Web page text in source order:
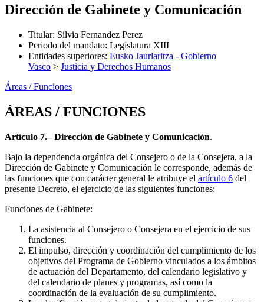
Dirección de Gabinete y Comunicación
Titular: Silvia Fernandez Perez
Periodo del mandato: Legislatura XIII
Entidades superiores: Eusko Jaurlaritza - Gobierno
Vasco > Justicia y Derechos Humanos
Áreas / Funciones
ÁREAS / FUNCIONES
Artículo 7.– Dirección de Gabinete y Comunicación.
Bajo la dependencia orgánica del Consejero o de la Consejera, a la
Dirección de Gabinete y Comunicación le corresponde, además de
las funciones que con carácter general le atribuye el artículo 6 del
presente Decreto, el ejercicio de las siguientes funciones:
Funciones de Gabinete:
La asistencia al Consejero o Consejera en el ejercicio de sus
funciones.
El impulso, dirección y coordinación del cumplimiento de los
objetivos del Programa de Gobierno vinculados a los ámbitos
de actuación del Departamento, del calendario legislativo y
del calendario de planes y programas, así como la
coordinación de la evaluación de su cumplimiento.